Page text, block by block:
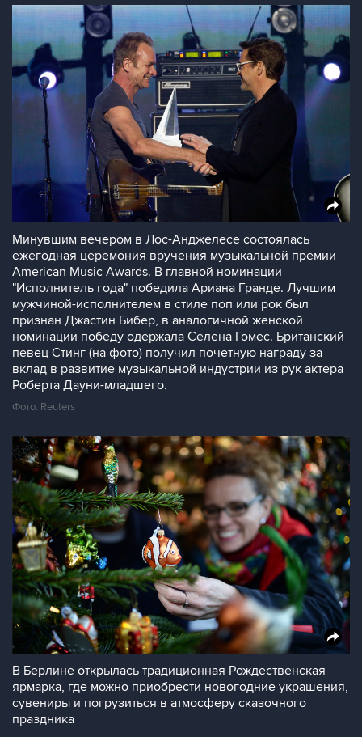
Минувшим вечером в Лос-Анджелесе состоялась
ежегодная церемония вручения музыкальной премии
American Music Awards. В главной номинации
"Исполнитель года" победила Ариана Гранде. Лучшим
мужчиной-исполнителем в стиле поп или рок был
признан Джастин Бибер, в аналогичной женской
номинации победу одержала Селена Гомес. Британский
певец Стинг (на фото) получил почетную награду за
вклад в развитие музыкальной индустрии из рук актера
Роберта Дауни-младшего.
Фото: Reuters
В Берлине открылась традиционная Рождественская
ярмарка, где можно приобрести новогодние украшения,
сувениры и погрузиться в атмосферу сказочного
праздника